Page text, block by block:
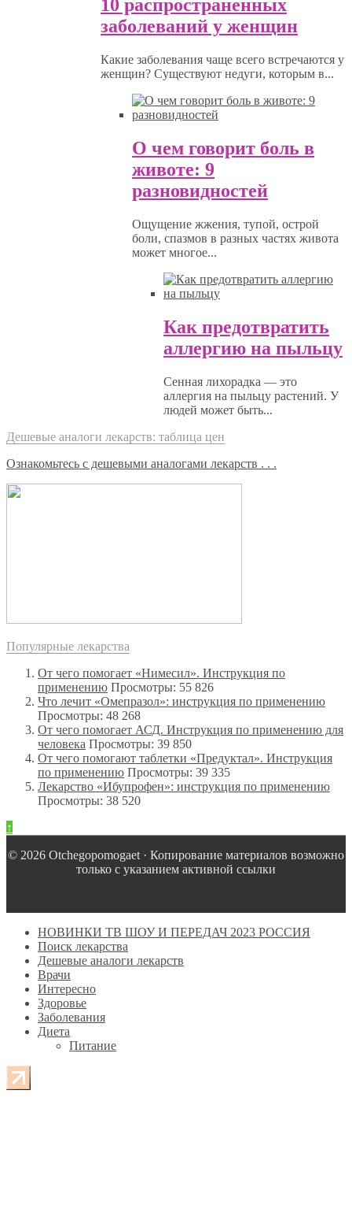
10 распространенных
заболеваний у женщин
Какие заболевания чаще всего встречаются у
женщин? Существуют недуги, которым в...
О чем говорит боль в
животе: 9
разновидностей
Ощущение жжения, тупой, острой
боли, спазмов в разных частях живота
может многое...
Как предотвратить
аллергию на пыльцу
Сенная лихорадка — это
аллергия на пыльцу растений. У
людей может быть...
Дешевые аналоги лекарств: таблица цен
Ознакомьтесь с дешевыми аналогами лекарств . . .
Популярные лекарства
От чего помогает «Нимесил». Инструкция по
применению Просмотры: 55 826
Что лечит «Омепразол»: инструкция по применению
Просмотры: 48 268
От чего помогает АСД. Инструкция по применению для
человека Просмотры: 39 850
От чего помогают таблетки «Предуктал». Инструкция
по применению Просмотры: 39 335
Лекарство «Ибупрофен»: инструкция по применению
Просмотры: 38 520
↑
© 2026 Оtchegopomogaet · Копирование материалов возможно
только с указанием активной ссылки
НОВИНКИ ТВ ШОУ И ПЕРЕДАЧ 2023 РОССИЯ
Поиск лекарства
Дешевые аналоги лекарств
Врачи
Интересно
Здоровье
Заболевания
Диета
Питание